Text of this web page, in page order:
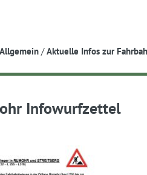
Allgemein /Aktuelle Infos zur
Infowurfzettel